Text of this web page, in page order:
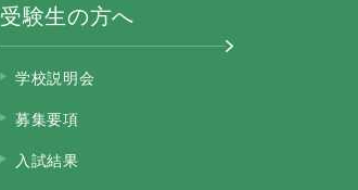
受験生の方へ
学校説明会
募集要項
入試結果